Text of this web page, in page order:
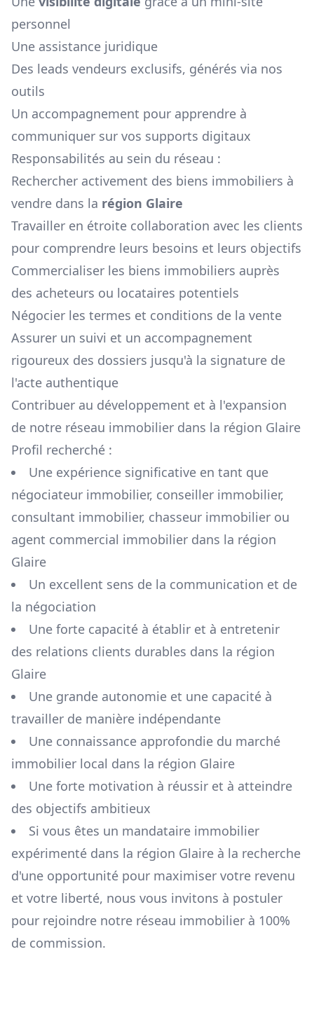
personnel
Une assistance juridique
Des leads vendeurs exclusifs, générés via nos
outils
Un accompagnement pour apprendre à
communiquer sur vos supports digitaux
Responsabilités au sein du réseau :
Rechercher activement des biens immobiliers à
vendre dans la région Glaire
Travailler en étroite collaboration avec les clients
pour comprendre leurs besoins et leurs objectifs
Commercialiser les biens immobiliers auprès
des acheteurs ou locataires potentiels
Négocier les termes et conditions de la vente
Assurer un suivi et un accompagnement
rigoureux des dossiers jusqu'à la signature de
l'acte authentique
Contribuer au développement et à l'expansion
de notre réseau immobilier dans la région Glaire
Profil recherché :
Une expérience significative en tant que
négociateur immobilier, conseiller immobilier,
consultant immobilier, chasseur immobilier ou
agent commercial immobilier dans la région
Glaire
Un excellent sens de la communication et de
la négociation
Une forte capacité à établir et à entretenir
des relations clients durables dans la région
Glaire
Une grande autonomie et une capacité à
travailler de manière indépendante
Une connaissance approfondie du marché
immobilier local dans la région Glaire
Une forte motivation à réussir et à atteindre
des objectifs ambitieux
Si vous êtes un mandataire immobilier
expérimenté dans la région Glaire à la recherche
d'une opportunité pour maximiser votre revenu
et votre liberté, nous vous invitons à postuler
pour rejoindre notre réseau immobilier à 100%
de commission.